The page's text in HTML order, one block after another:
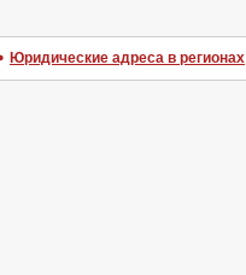
Юридические адреса в регионах